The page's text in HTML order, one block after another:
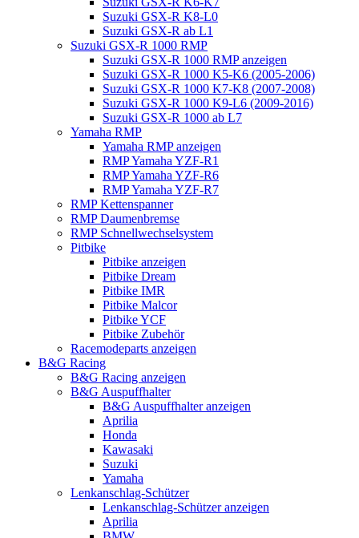
Suzuki GSX-R K8-L0
Suzuki GSX-R ab L1
Suzuki GSX-R 1000 RMP
Suzuki GSX-R 1000 RMP anzeigen
Suzuki GSX-R 1000 K5-K6 (2005-2006)
Suzuki GSX-R 1000 K7-K8 (2007-2008)
Suzuki GSX-R 1000 K9-L6 (2009-2016)
Suzuki GSX-R 1000 ab L7
Yamaha RMP
Yamaha RMP anzeigen
RMP Yamaha YZF-R1
RMP Yamaha YZF-R6
RMP Yamaha YZF-R7
RMP Kettenspanner
RMP Daumenbremse
RMP Schnellwechselsystem
Pitbike
Pitbike anzeigen
Pitbike Dream
Pitbike IMR
Pitbike Malcor
Pitbike YCF
Pitbike Zubehör
Racemodeparts anzeigen
B&G Racing
B&G Racing anzeigen
B&G Auspuffhalter
B&G Auspuffhalter anzeigen
Aprilia
Honda
Kawasaki
Suzuki
Yamaha
Lenkanschlag-Schützer
Lenkanschlag-Schützer anzeigen
Aprilia